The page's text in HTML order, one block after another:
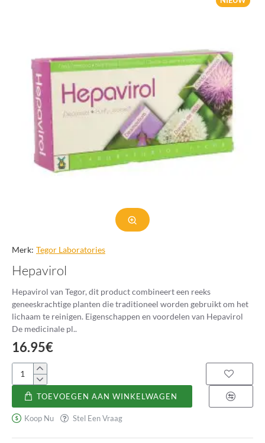
Merk: Tegor Laboratories
Hepavirol
Hepavirol van Tegor, dit product combineert een reeks
geneeskrachtige planten die traditioneel worden gebruikt om het
lichaam te reinigen. Eigenschappen en voordelen van Hepavirol
De medicinale pl..
16.95€
Hepavirol
TOEVOEGEN AAN WINKELWAGEN
Koop Nu Stel Een Vraag